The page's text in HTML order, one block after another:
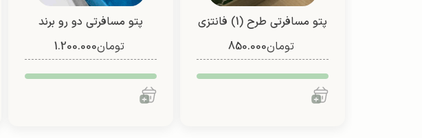
پتو مسافرتی طرح (1) فانتزی
(یک نفره/ دو نفره)
تومان850.000
پتو مسافرتی دو رو برند
تومان1.200.000